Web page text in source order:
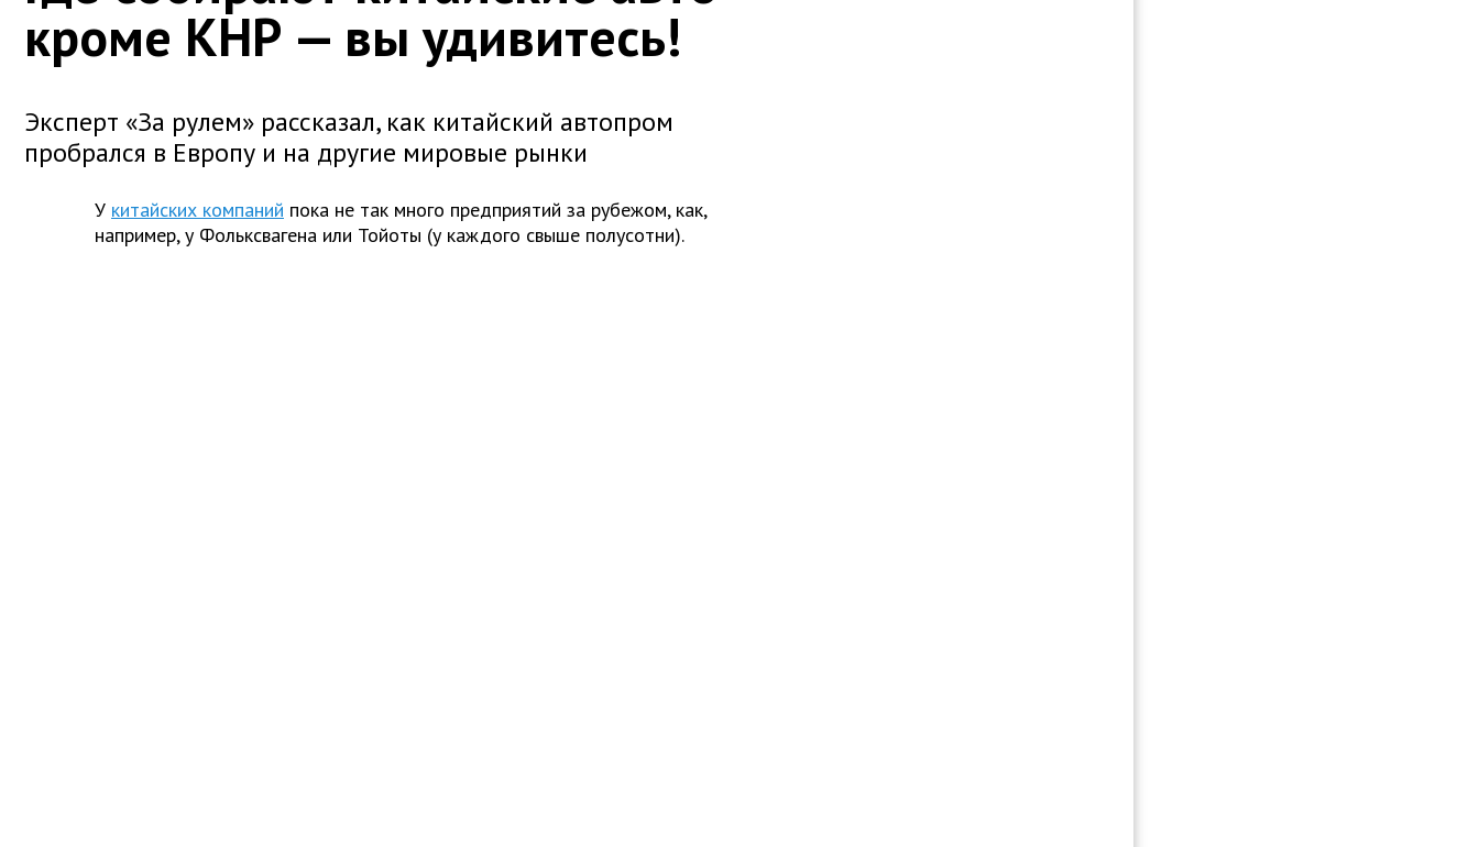
кроме КНР — вы удивитесь!
Эксперт «За рулем» рассказал, как китайский автопром
пробрался в Европу и на другие мировые рынки
У китайских компаний пока не так много предприятий за рубежом, как,
например, у Фольксвагена или Тойоты (у каждого свыше полусотни).